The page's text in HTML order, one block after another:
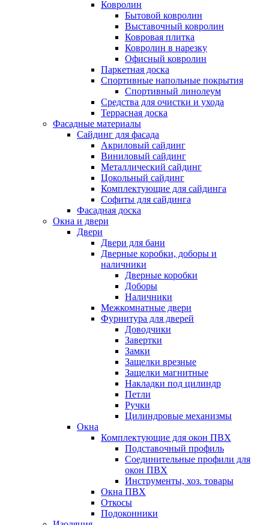
Ковролин
Бытовой ковролин
Выставочный ковролин
Ковровая плитка
Ковролин в нарезку
Офисный ковролин
Паркетная доска
Спортивные напольные покрытия
Спортивный линолеум
Средства для очистки и ухода
Террасная доска
Фасадные материалы
Сайдинг для фасада
Акриловый сайдинг
Виниловый сайдинг
Металлический сайдинг
Цокольный сайдинг
Комплектующие для сайдинга
Софиты для сайдинга
Фасадная доска
Окна и двери
Двери
Двери для бани
Дверные коробки, доборы и
наличники
Дверные коробки
Доборы
Наличники
Межкомнатные двери
Фурнитура для дверей
Доводчики
Завертки
Замки
Защелки врезные
Защелки магнитные
Накладки под цилиндр
Петли
Ручки
Цилиндровые механизмы
Окна
Комплектующие для окон ПВХ
Подставочный профиль
Соединительные профили для
окон ПВХ
Инструменты, хоз. товары
Окна ПВХ
Откосы
Подоконники